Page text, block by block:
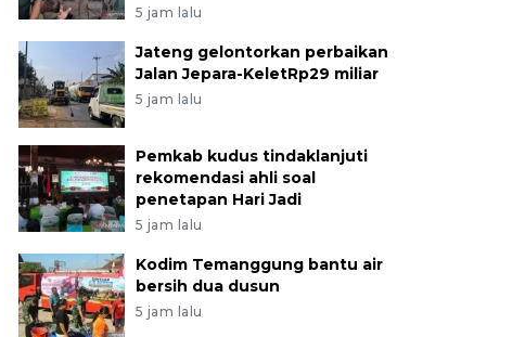
5 jam lalu
Jateng gelontorkan perbaikan
Jalan Jepara-KeletRp29 miliar
5 jam lalu
Pemkab kudus tindaklanjuti
rekomendasi ahli soal
penetapan Hari Jadi
5 jam lalu
Kodim Temanggung bantu air
bersih dua dusun
5 jam lalu